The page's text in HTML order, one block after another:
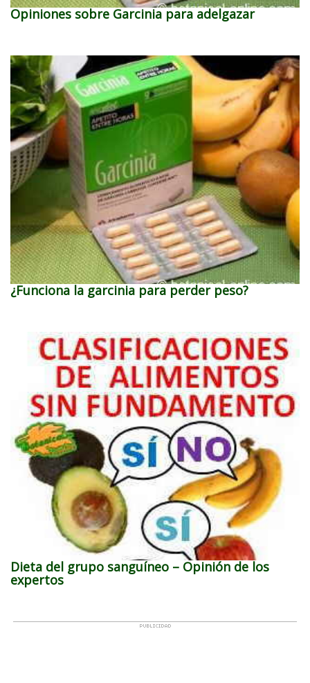
Opiniones sobre Garcinia para adelgazar
¿Funciona la garcinia para perder peso?
Dieta del grupo sanguíneo – Opinión de los
expertos